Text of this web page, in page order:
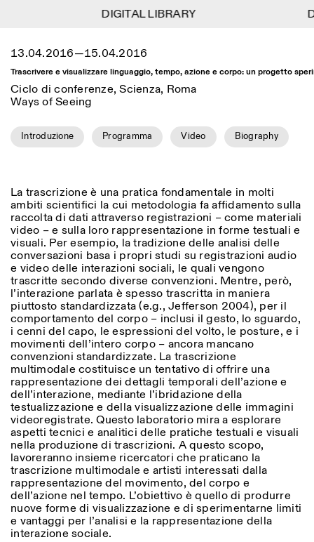
Menu
Lingua
Istituto Svizzero
Ricerca
Organizzazione
Biblioteca
Jobs
Altre Attività
NEWSLETTER
Registrati alla nostra newsletter per ricevere
informazioni sui nostri eventi
Facebook Instagram Linkedin Vimeo
Privacy Policy
Information
ISTITUTO SVIZZERO
ROMA
Villa Maraini
Via Ludovisi 48
+39 06 420 421
roma@istitutosvizzero.it
vicino alla metro A fermata
Barberini
ORARI PORTINERIA:
LUN-VEN
09:00–13:30, 14:30–18:00
ORARI MOSTRE:
Atlas Studios
Mercoledì/Venerdì: 14:30-
18:30
Giovedì: 14:30-20:00
Sabato/Domenica: 11:00-
18:30
VISITE GUIDATE:
Solo su prenotazione
(italiano, inglese)
Tariffa: 10€ per persona
Per prenotazioni:
visite@istitutosvizzero.it
Ingresso non consentito
agli animali
Filtri
Area di appartenenza
Arte
Luogo
Reset
Categoria
Reset
Tutte le categorie
Antropologia
Archeologia
Architettura
Arte
Astrofisica
Book launch
Altre opzioni...
Durata (giorni)
1
> 1
13.04.2016—15.04.2016
Trascrivere e visualizzare linguaggio, tempo, azione e corpo: un progetto
Ciclo di conferenze, Scienza, Roma
Ways of Seeing
Introduzione Programma Video Biography
La trascrizione è una pratica fondamentale in molti
ambiti scientifici la cui metodologia fa affidamento sulla
raccolta di dati attraverso registrazioni – come materiali
video – e sulla loro rappresentazione in forme testuali e
visuali. Per esempio, la tradizione delle analisi delle
conversazioni basa i propri studi su registrazioni audio
e video delle interazioni sociali, le quali vengono
trascritte secondo diverse convenzioni. Mentre, però,
l’interazione parlata è spesso trascritta in maniera
piuttosto standardizzata (e.g., Jefferson 2004), per il
comportamento del corpo – inclusi il gesto, lo sguardo,
i cenni del capo, le espressioni del volto, le posture, e i
movimenti dell’intero corpo – ancora mancano
convenzioni standardizzate. La trascrizione
multimodale costituisce un tentativo di offrire una
rappresentazione dei dettagli temporali dell’azione e
dell’interazione, mediante l’ibridazione della
testualizzazione e della visualizzazione delle immagini
videoregistrate. Questo laboratorio mira a esplorare
aspetti tecnici e analitici delle pratiche testuali e visuali
nella produzione di trascrizioni. A questo scopo,
lavoreranno insieme ricercatori che praticano la
trascrizione multimodale e artisti interessati dalla
rappresentazione del movimento, del corpo e
dell’azione nel tempo. L’obiettivo è quello di produrre
nuove forme di visualizzazione e di sperimentarne limiti
e vantaggi per l’analisi e la rappresentazione della
interazione sociale.
DIGITAL LIBRARY
DIGITAL LIBRARY